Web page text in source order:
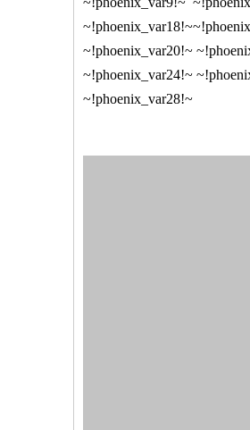
~!phoenix_var18!~
~!phoenix_var20!~
~!phoenix_var24!~
~!phoenix_var28!~